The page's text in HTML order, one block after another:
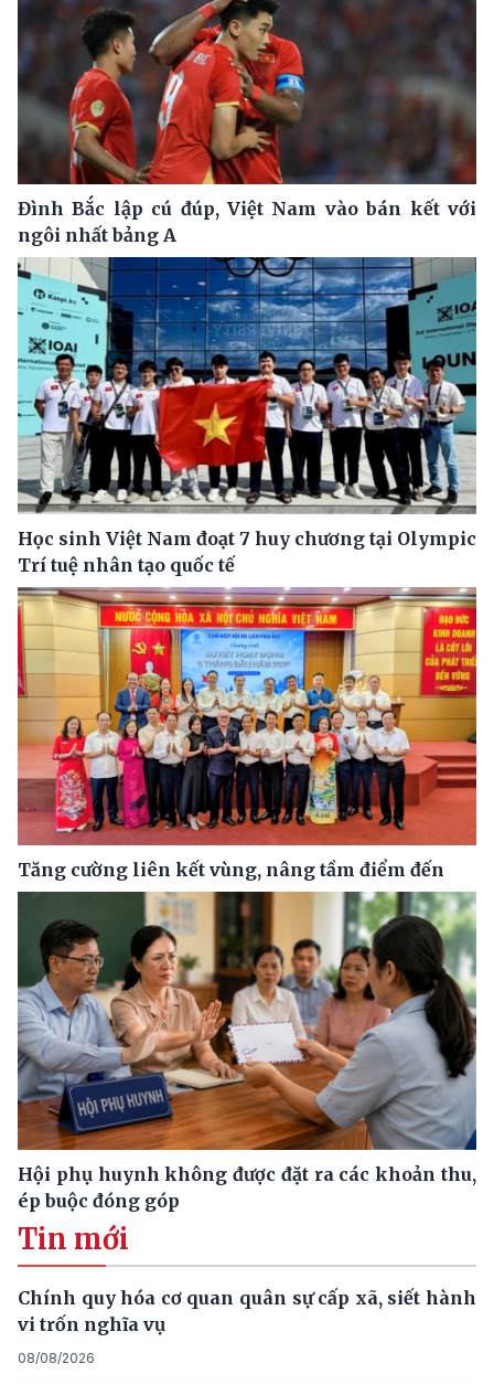
Đình Bắc lập cú đúp, Việt Nam vào bán kết với
ngôi nhất bảng A
Học sinh Việt Nam đoạt 7 huy chương tại Olympic
Trí tuệ nhân tạo quốc tế
Tăng cường liên kết vùng, nâng tầm điểm đến
Hội phụ huynh không được đặt ra các khoản thu,
ép buộc đóng góp
Tin mới
Chính quy hóa cơ quan quân sự cấp xã, siết hành
vi trốn nghĩa vụ
08/08/2026